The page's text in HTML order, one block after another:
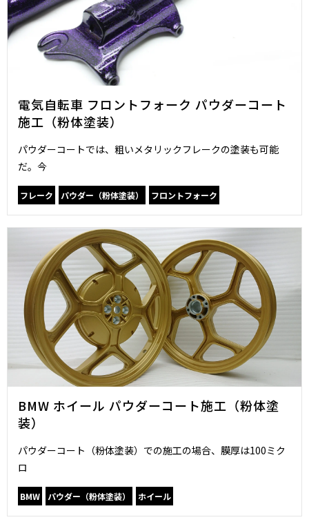
電気自転車 フロントフォーク パウダーコート
施工（粉体塗装）
パウダーコートでは、粗いメタリックフレークの塗装も可能
だ。今
フレーク パウダー（粉体塗装） フロントフォーク
BMW ホイール パウダーコート施工（粉体塗
装）
パウダーコート（粉体塗装）での施工の場合、膜厚は100ミク
ロ
BMW パウダー（粉体塗装） ホイール